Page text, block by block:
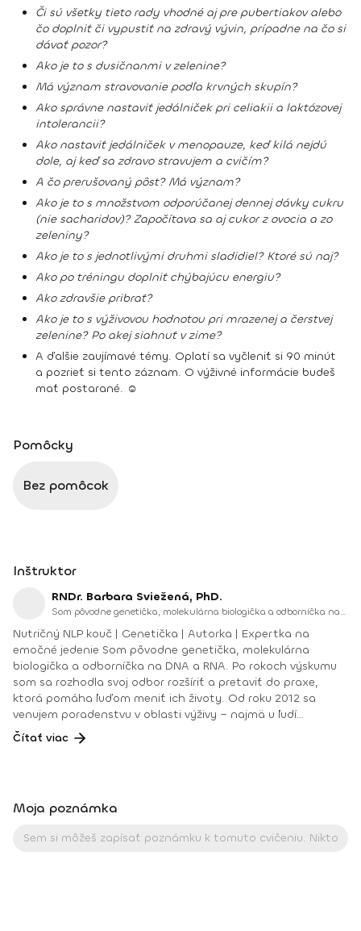
Či sú všetky tieto rady vhodné aj pre pubertiakov alebo
čo doplniť či vypustiť na zdravý vývin, prípadne na čo si
dávať pozor?
Ako je to s dusičnanmi v zelenine?
Má význam stravovanie podľa krvných skupín?
Ako správne nastaviť jedálniček pri celiakii a laktózovej
intolerancii?
Ako nastaviť jedálniček v menopauze, keď kilá nejdú
dole, aj keď sa zdravo stravujem a cvičím?
A čo prerušovaný pôst? Má význam?
Ako je to s množstvom odporúčanej dennej dávky cukru
(nie sacharidov)? Započítava sa aj cukor z ovocia a zo
zeleniny?
Ako je to s jednotlivými druhmi sladidiel? Ktoré sú naj?
Ako po tréningu doplniť chýbajúcu energiu?
Ako zdravšie pribrať?
Ako je to s výživovou hodnotou pri mrazenej a čerstvej
zelenine? Po akej siahnuť v zime?
A ďalšie zaujímavé témy. Oplatí sa vyčleniť si 90 minút
a pozrieť si tento záznam. O výživné informácie budeš
mať postarané. ☺
Pomôcky
Bez pomôcok
Inštruktor
RNDr. Barbara Sviežená, PhD.
Som pôvodne genetička, molekulárna biologička a odborníčka na DNA a RNA. Po rokoch výskumu som sa rozhodla svoj odbor rozšíriť a pretaviť do praxe, ktorá pomáha ľuďom meniť ich životy.
Nutričný NLP kouč | Genetička | Autorka | Expertka na
emočné jedenie Som pôvodne genetička, molekulárna
biologička a odborníčka na DNA a RNA. Po rokoch výskumu
som sa rozhodla svoj odbor rozšíriť a pretaviť do praxe,
ktorá pomáha ľuďom meniť ich životy. Od roku 2012 sa
venujem poradenstvu v oblasti výživy – najmä u ľudí
trpiacich poruchami príjmu potravy, emočným a
psychogénnym jedením, chronickým diétovaním a
príjmu potravy – a dnes túto premenu odovzdávam ďalej
vlastnú vzdelávaciu platformu - Akadémiu Barbary Svieženej,
Čítať viac
Moja poznámka